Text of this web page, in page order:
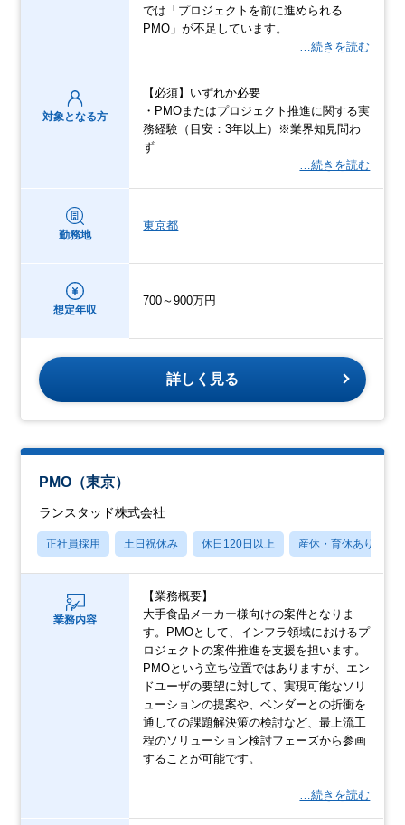
では「プロジェクトを前に進められる
PMO」が不足しています。
…続きを読む
対象となる方
【必須】いずれか必要
・PMOまたはプロジェクト推進に関する実
務経験（目安：3年以上）※業界知見問わ
ず
…続きを読む
勤務地
東京都
想定年収
700～900万円
詳しく見る
PMO（東京）
ランスタッド株式会社
正社員採用 土日祝休み 休日120日以上 産休・育休あり
業務内容
【業務概要】
大手食品メーカー様向けの案件となりま
す。PMOとして、インフラ領域におけるプ
ロジェクトの案件推進を支援を担います。
PMOという立ち位置ではありますが、エン
ドユーザの要望に対して、実現可能なソリ
ューションの提案や、ベンダーとの折衝を
通しての課題解決策の検討など、最上流工
程のソリューション検討フェーズから参画
することが可能です。
…続きを読む